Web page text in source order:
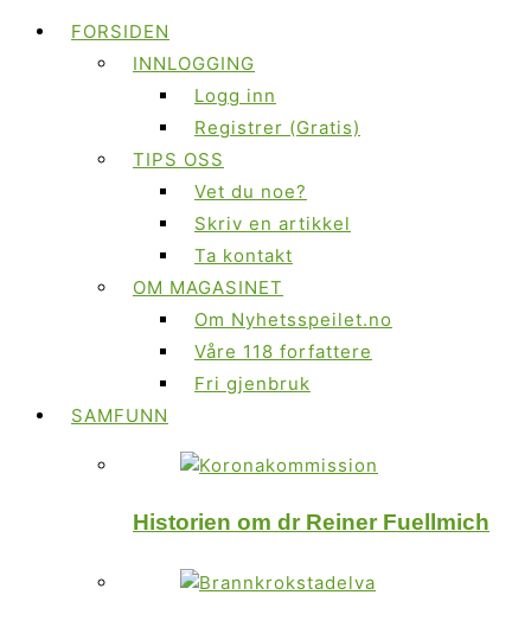
FORSIDEN
INNLOGGING
Logg inn
Registrer (Gratis)
TIPS OSS
Vet du noe?
Skriv en artikkel
Ta kontakt
OM MAGASINET
Om Nyhetsspeilet.no
Våre 118 forfattere
Fri gjenbruk
SAMFUNN
Historien om dr Reiner Fuellmich